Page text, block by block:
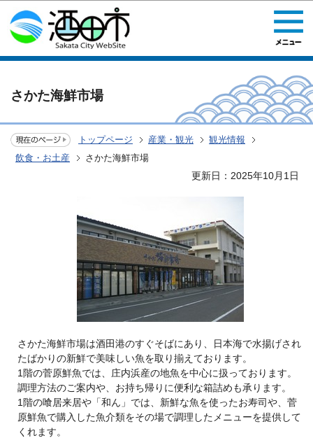
このページの本文へ移動
さかた海鮮市場
トップページ 産業・観光
観光情報
飲食・お土産
さかた海鮮市場
更新日：2025年10月1日
さかた海鮮市場は酒田港のすぐそばにあり、日本海で水揚げされ
たばかりの新鮮で美味しい魚を取り揃えております。
1階の菅原鮮魚では、庄内浜産の地魚を中心に扱っております。
調理方法のご案内や、お持ち帰りに便利な箱詰めも承ります。
1階の喰居来居や「和ん」では、新鮮な魚を使ったお寿司や、菅
原鮮魚で購入した魚介類をその場で調理したメニューを提供して
くれます。